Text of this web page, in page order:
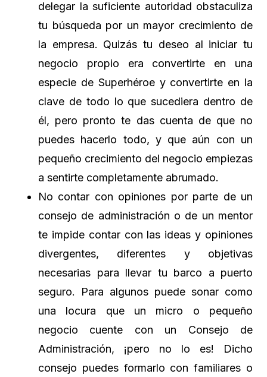
delegar la suficiente autoridad obstaculiza
tu búsqueda por un mayor crecimiento de
la empresa. Quizás tu deseo al iniciar tu
negocio propio era convertirte en una
especie de Superhéroe y convertirte en la
clave de todo lo que sucediera dentro de
él, pero pronto te das cuenta de que no
puedes hacerlo todo, y que aún con un
pequeño crecimiento del negocio empiezas
a sentirte completamente abrumado.
No contar con opiniones por parte de un
consejo de administración o de un mentor
te impide contar con las ideas y opiniones
divergentes, diferentes y objetivas
necesarias para llevar tu barco a puerto
seguro. Para algunos puede sonar como
una locura que un micro o pequeño
negocio cuente con un Consejo de
Administración, ¡pero no lo es! Dicho
consejo puedes formarlo con familiares o